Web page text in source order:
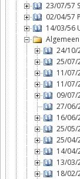
23/07/57
02/04/57
14/03/56
Algemeen
24/10/
25/07/
11/07/
11/
09/07/
27/06/
16/06/
25/05/
25/04/
14/04/
13/03/
18/02/